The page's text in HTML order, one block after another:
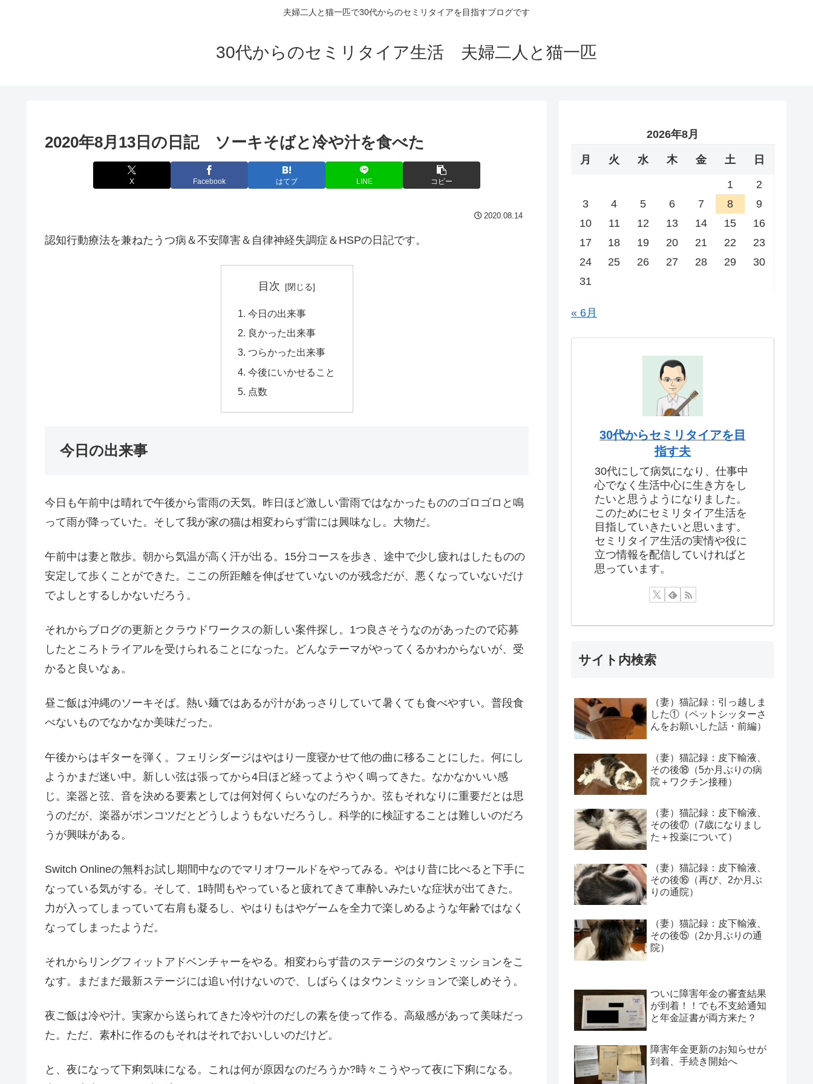
夫婦二人と猫一匹で30代からのセミリタイアを目指すブログです
30代からのセミリタイア生活 夫婦二人と猫一匹
2020年8月13日の日記 ソーキそばと冷や汁を食べた
X Facebook はてブ LINE コピー
2020.08.14
認知行動療法を兼ねたうつ病＆不安障害＆自律神経失調症＆HSPの日記です。
目次
今日の出来事
良かった出来事
つらかった出来事
今後にいかせること
点数
今日の出来事
今日も午前中は晴れで午後から雷雨の天気。昨日ほど激しい雷雨ではなかったもののゴロゴロと鳴
って雨が降っていた。そして我が家の猫は相変わらず雷には興味なし。大物だ。
午前中は妻と散歩。朝から気温が高く汗が出る。15分コースを歩き、途中で少し疲れはしたものの
安定して歩くことができた。ここの所距離を伸ばせていないのが残念だが、悪くなっていないだけ
でよしとするしかないだろう。
それからブログの更新とクラウドワークスの新しい案件探し。1つ良さそうなのがあったので応募
したところトライアルを受けられることになった。どんなテーマがやってくるかわからないが、受
かると良いなぁ。
昼ご飯は沖縄のソーキそば。熱い麺ではあるが汁があっさりしていて暑くても食べやすい。普段食
べないものでなかなか美味だった。
午後からはギターを弾く。フェリシダージはやはり一度寝かせて他の曲に移ることにした。何にし
ようかまだ迷い中。新しい弦は張ってから4日ほど経ってようやく鳴ってきた。なかなかいい感
じ。楽器と弦、音を決める要素としては何対何くらいなのだろうか。弦もそれなりに重要だとは思
うのだが、楽器がポンコツだとどうしようもないだろうし。科学的に検証することは難しいのだろ
うが興味がある。
Switch Onlineの無料お試し期間中なのでマリオワールドをやってみる。やはり昔に比べると下手に
なっている気がする。そして、1時間もやっていると疲れてきて車酔いみたいな症状が出てきた。
力が入ってしまっていて右肩も凝るし、やはりもはやゲームを全力で楽しめるような年齢ではなく
なってしまったようだ。
それからリングフィットアドベンチャーをやる。相変わらず昔のステージのタウンミッションをこ
なす。まだまだ最新ステージには追い付けないので、しばらくはタウンミッションで楽しめそう。
夜ご飯は冷や汁。実家から送られてきた冷や汁のだしの素を使って作る。高級感があって美味だっ
た。ただ、素朴に作るのもそれはそれでおいしいのだけど。
と、夜になって下痢気味になる。これは何が原因なのだろうか?時々こうやって夜に下痢になる。
2026年8月
月 火 水 木 金 土 日
1
2
3
4 5 6 7 8
9
10
11 12 13 14 15
16
17
18 19 20 21 22
23
24
25 26 27 28 29
30
31
« 6月
30代からセミリタイアを目
指す夫
30代にして病気になり、仕事中
心でなく生活中心に生き方をし
たいと思うようになりました。
このためにセミリタイア生活を
目指していきたいと思います。
セミリタイア生活の実情や役に
立つ情報を配信していければと
思っています。
サイト内検索
（妻）猫記録：引っ越しま
した①（ペットシッターさ
んをお願いした話・前編）
（妻）猫記録：皮下輸液、
その後⑱（5か月ぶりの病
院＋ワクチン接種）
（妻）猫記録：皮下輸液、
その後⑰（7歳になりまし
た＋投薬について）
（妻）猫記録：皮下輸液、
その後⑯（再び、2か月ぶ
りの通院）
（妻）猫記録：皮下輸液、
その後⑮（2か月ぶりの通
院）
ついに障害年金の審査結果
が到着！！でも不支給通知
と年金証書が両方来た？
障害年金更新のお知らせが
到着、手続き開始へ